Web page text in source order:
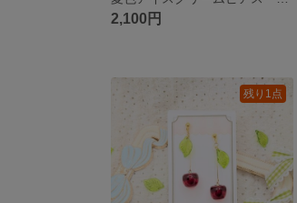
2,100円
残り1点